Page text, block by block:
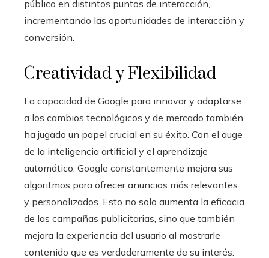
público en distintos puntos de interacción,
incrementando las oportunidades de interacción y
conversión.
Creatividad y Flexibilidad
La capacidad de Google para innovar y adaptarse
a los cambios tecnológicos y de mercado también
ha jugado un papel crucial en su éxito. Con el auge
de la inteligencia artificial y el aprendizaje
automático, Google constantemente mejora sus
algoritmos para ofrecer anuncios más relevantes
y personalizados. Esto no solo aumenta la eficacia
de las campañas publicitarias, sino que también
mejora la experiencia del usuario al mostrarle
contenido que es verdaderamente de su interés.